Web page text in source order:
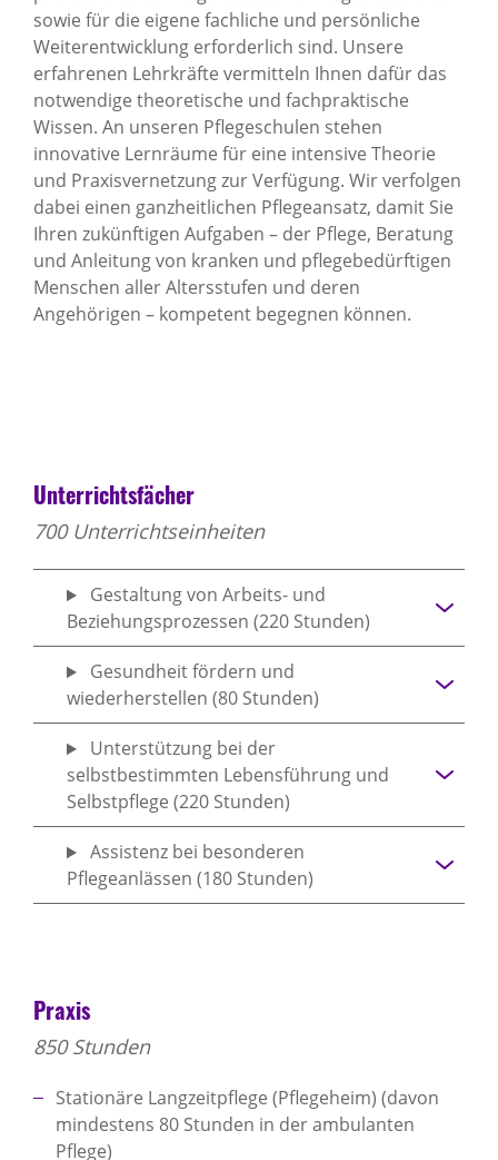
sowie für die eigene fachliche und persönliche
Weiterentwicklung erforderlich sind. Unsere
erfahrenen Lehrkräfte vermitteln Ihnen dafür das
notwendige theoretische und fachpraktische
Wissen. An unseren Pflegeschulen stehen
innovative Lernräume für eine intensive Theorie
und Praxisvernetzung zur Verfügung. Wir verfolgen
dabei einen ganzheitlichen Pflegeansatz, damit Sie
Ihren zukünftigen Aufgaben – der Pflege, Beratung
und Anleitung von kranken und pflegebedürftigen
Menschen aller Altersstufen und deren
Angehörigen – kompetent begegnen können.
Unterrichtsfächer
700 Unterrichtseinheiten
Gestaltung von Arbeits- und
Beziehungsprozessen (220 Stunden)
Gesundheit fördern und
wiederherstellen (80 Stunden)
Unterstützung bei der
selbstbestimmten Lebensführung und
Selbstpflege (220 Stunden)
Assistenz bei besonderen
Pflegeanlässen (180 Stunden)
Praxis
850 Stunden
Stationäre Langzeitpflege (Pflegeheim) (davon
mindestens 80 Stunden in der ambulanten
Pflege)